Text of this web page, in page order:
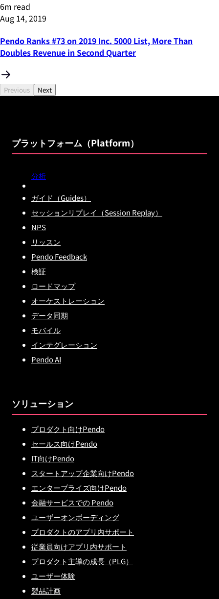
6m read
Aug 14, 2019
Pendo Ranks #73 on 2019 Inc. 5000 List, More Than
Doubles Revenue in Second Quarter
Previous Next
プラットフォーム（Platform）
分析
ガイド（Guides）
セッションリプレイ（Session Replay）
NPS
リッスン
Pendo Feedback
検証
ロードマップ
オーケストレーション
データ同期
モバイル
インテグレーション
Pendo AI
ソリューション
プロダクト向けPendo
セールス向けPendo
IT向けPendo
スタートアップ企業向けPendo
エンタープライズ向けPendo
金融サービスでの Pendo
ユーザーオンボーディング
プロダクトのアプリ内サポート
従業員向けアプリ内サポート
プロダクト主導の成長（PLG）
ユーザー体験
製品計画